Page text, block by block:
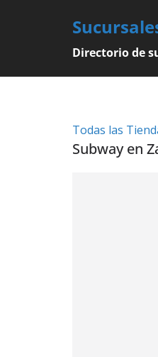
Directorio de
Todas las
Subway en